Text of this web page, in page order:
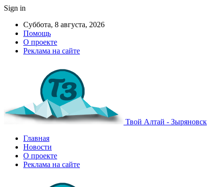
Sign in
Суббота, 8 августа, 2026
Помощь
О проекте
Реклама на сайте
Твой Алтай - Зыряновск
Главная
Новости
О проекте
Реклама на сайте